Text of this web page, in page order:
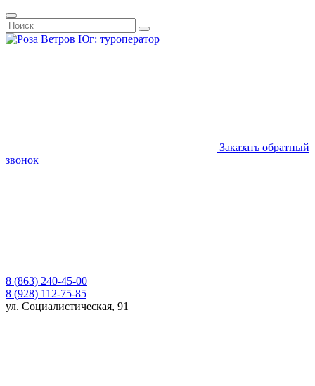
Заказать обратный
звонок
8 (863) 240-45-00
8 (928) 112-75-85
ул. Социалистическая, 91